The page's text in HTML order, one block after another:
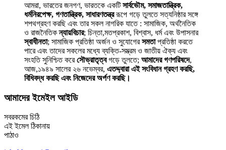
আমরা, ভারতের জনগণ, ভারতকে একটিসার্বভৌম, সমাজতান্ত্রিক,
ধর্মনিরপেক্ষ, গণতান্ত্রিক, সাধারণতন্ত্ররূপে গড়ে তুলতে সত্যনিষ্ঠার সঙ্গে
শপথগ্রহণ করছি এবং তার সকল নাগরিক যাতে : সামাজিক, অর্থনৈতিক
ও রাজনৈতিকন্যায়বিচার; চিন্তা,মতপ্রকাশ, বিশ্বাস, ধর্ম এবং উপাসনার
স্বাধীনতা; সামাজিক প্রতিষ্ঠা অর্জন ও সুযোগেরসমতাপ্রতিষ্ঠা করতে
পারে এবং তাদের সকলের মধ্যে ব্যক্তি-সম্ভ্রম ও জাতীয় ঐক্য এবং
সংহতি সুনিশ্চিত করেসৌভ্রাতৃত্বগড়ে তুলতে; আমাদের গণপরিষদে,
আজ,১৯৪৯ সালের ২৬ নভেম্বর, এতদ্দ্বারা এই সংবিধান গ্রহণ করছি,
বিধিবদ্ধ করছি এবং নিজেদের অর্পণ করছি।
আমাদের ইমেইল আইডি
সবরকমের চিঠি
এই ইমেল ঠিকানায়
পাঠাও